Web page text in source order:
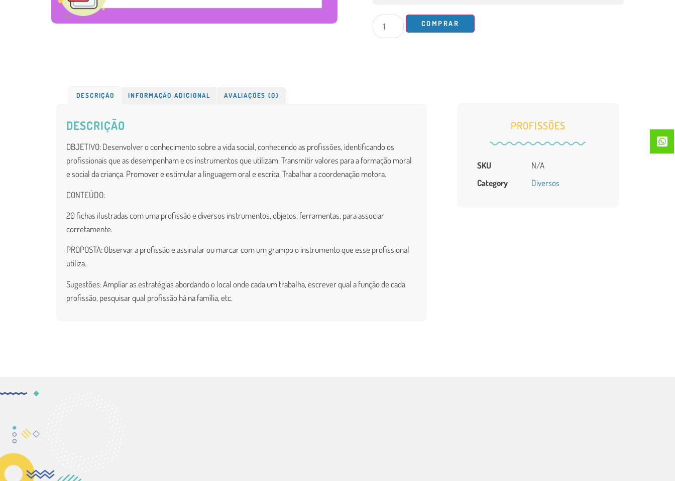
COMPRAR
DESCRIÇÃO INFORMAÇÃO ADICIONAL AVALIAÇÕES (0)
DESCRIÇÃO
OBJETIVO: Desenvolver o conhecimento sobre a vida social, conhecendo as profissões, identificando os
profissionais que as desempenham e os instrumentos que utilizam. Transmitir valores para a formação moral
e social da criança. Promover e estimular a linguagem oral e escrita. Trabalhar a coordenação motora.
CONTEÚDO:
20 fichas ilustradas com uma profissão e diversos instrumentos, objetos, ferramentas, para associar
corretamente.
PROPOSTA: Observar a profissão e assinalar ou marcar com um grampo o instrumento que esse profissional
utiliza.
Sugestões: Ampliar as estratégias abordando o local onde cada um trabalha, escrever qual a função de cada
profissão, pesquisar qual profissão há na família, etc.
PROFISSÕES
SKU
N/A
Category
Diversos